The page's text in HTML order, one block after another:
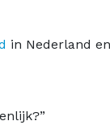
in Nederland